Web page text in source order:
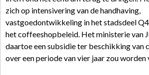
zich op intensivering van de handhaving,
vastgoedontwikkeling in het stadsdeel
het coffeeshopbeleid. Het ministerie van
daartoe een subsidie ter beschikking van
over een periode van vier jaar zou worden